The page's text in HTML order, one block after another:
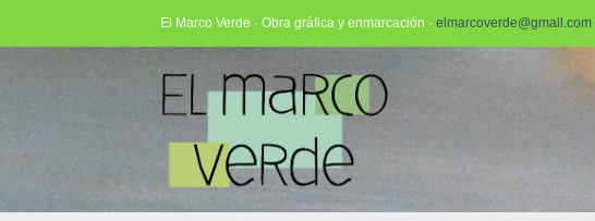
El Marco Verde · Obra gráfica y enmarcación · elmarcoverde@gmail.com